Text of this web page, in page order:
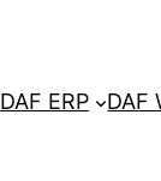
DAF ERP DAF